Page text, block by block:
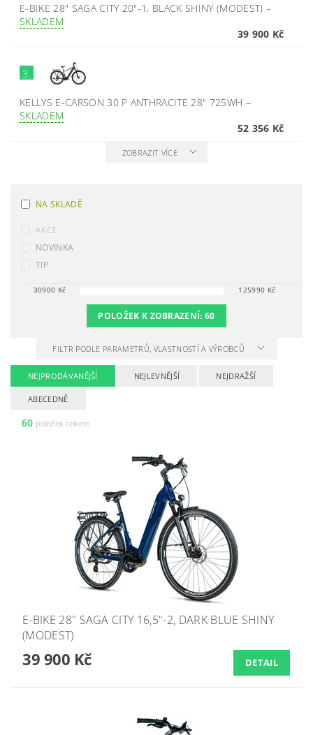
E-BIKE 28" SAGA CITY 20"-1, BLACK SHINY (MODEST) –
SKLADEM
39 900 Kč
3.
KELLYS E-CARSON 30 P ANTHRACITE 28" 725WH –
SKLADEM
52 356 Kč
ZOBRAZIT VÍCE
NA SKLADĚ
AKCE
NOVINKA
TIP
30900 Kč 125990 Kč
POLOŽEK K ZOBRAZENÍ:60
FILTR PODLE PARAMETRŮ, VLASTNOSTÍ A VÝROBCŮ
NEJPRODÁVANĚJŠÍ NEJLEVNĚJŠÍ NEJDRAŽŠÍ
ABECEDNĚ
60 položek celkem
E-BIKE 28" SAGA CITY 16,5"-2, DARK BLUE SHINY
(MODEST)
39 900 Kč DETAIL